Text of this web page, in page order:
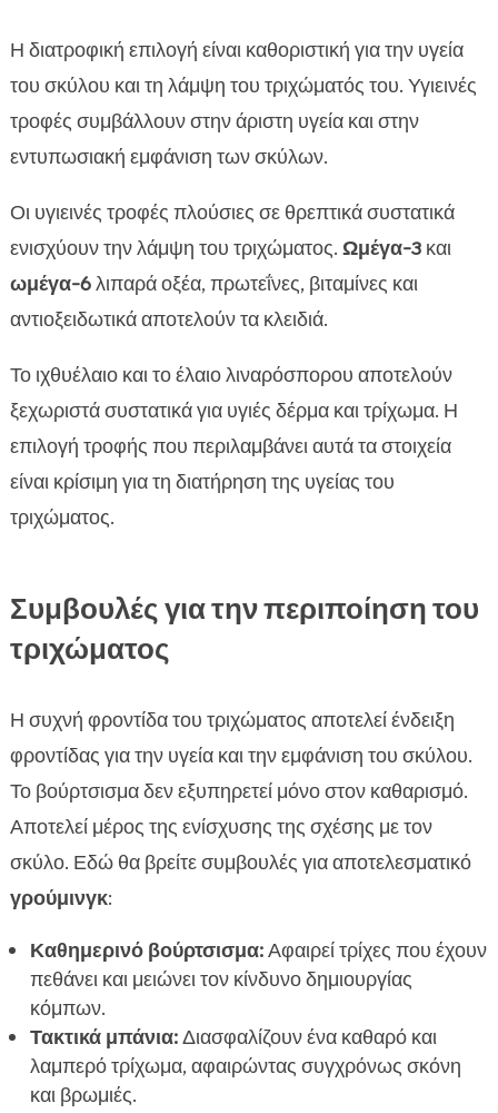
Η διατροφική επιλογή είναι καθοριστική για την υγεία
του σκύλου και τη λάμψη του τριχώματός του. Υγιεινές
τροφές συμβάλλουν στην άριστη υγεία και στην
εντυπωσιακή εμφάνιση των σκύλων.
Οι υγιεινές τροφές πλούσιες σε θρεπτικά συστατικά
ενισχύουν την λάμψη του τριχώματος. Ωμέγα-3και
ωμέγα-6λιπαρά οξέα, πρωτεΐνες, βιταμίνες και
αντιοξειδωτικά αποτελούν τα κλειδιά.
Το ιχθυέλαιο και το έλαιο λιναρόσπορου αποτελούν
ξεχωριστά συστατικά για υγιές δέρμα και τρίχωμα. Η
επιλογή τροφής που περιλαμβάνει αυτά τα στοιχεία
είναι κρίσιμη για τη διατήρηση της υγείας του
τριχώματος.
Συμβουλές για την περιποίηση του
τριχώματος
Η συχνή φροντίδα του τριχώματος αποτελεί ένδειξη
φροντίδας για την υγεία και την εμφάνιση του σκύλου.
Το βούρτσισμα δεν εξυπηρετεί μόνο στον καθαρισμό.
Αποτελεί μέρος της ενίσχυσης της σχέσης με τον
σκύλο. Εδώ θα βρείτε συμβουλές για αποτελεσματικό
γρούμινγκ:
Καθημερινό βούρτσισμα:Αφαιρεί τρίχες που έχουν
πεθάνει και μειώνει τον κίνδυνο δημιουργίας
κόμπων.
Τακτικά μπάνια:Διασφαλίζουν ένα καθαρό και
λαμπερό τρίχωμα, αφαιρώντας συγχρόνως σκόνη
και βρωμιές.